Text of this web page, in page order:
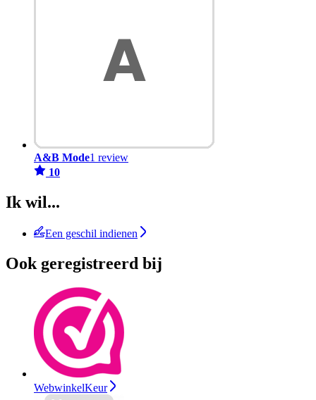
A&B Mode1 review
10
Ik wil...
Een geschil indienen
Ook geregistreerd bij
WebwinkelKeur